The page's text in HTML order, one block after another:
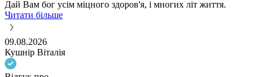
Дай Вам бог усім міцного здоров'я, і многих літ життя.
Читати більше
09.08.2026
Кушнір Віталія